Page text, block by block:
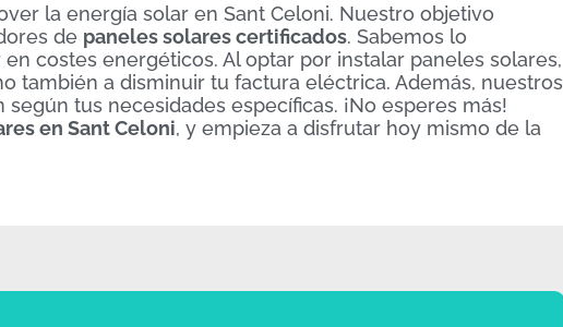
la energía solar en Sant Celoni. Nuestro objetivo
de paneles solares certificados. Sabemos lo
costes energéticos. Al optar por instalar paneles solares,
también a disminuir tu factura eléctrica. Además, nuestros
tus necesidades específicas. ¡No esperes más!
en Sant Celoni, y empieza a disfrutar hoy mismo de la